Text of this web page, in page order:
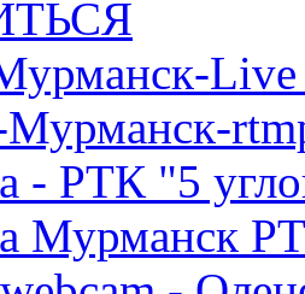
Мурманск-
- РТК "5
Мурманск